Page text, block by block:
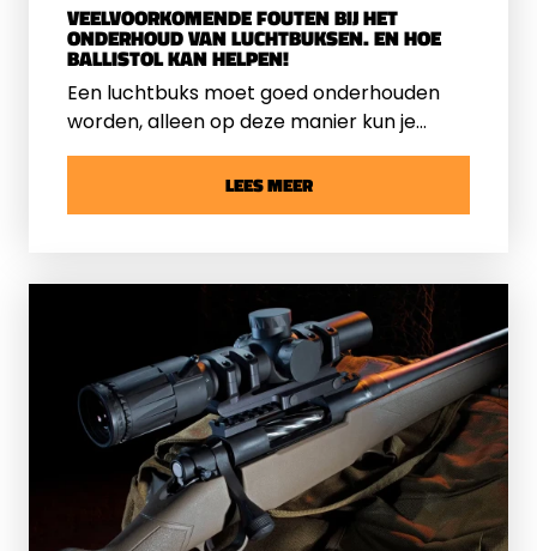
VEELVOORKOMENDE FOUTEN BIJ HET
ONDERHOUD VAN LUCHTBUKSEN. EN HOE
BALLISTOL KAN HELPEN!
Een luchtbuks moet goed onderhouden
worden, alleen op deze manier kun je
optimaal presteren. Maar je wil natuurlijk
ook een lange levensduur voor het wapen.
Helaas merken we dat er nog weleens
voorkomen en weet waar je terecht kunt
voor het beste onderhoud! Ook vertellen
we alles over de producten van Ballistol en
hoe die bij het onderhoud van de
luchtbuks kunnen helpen.
LEES MEER